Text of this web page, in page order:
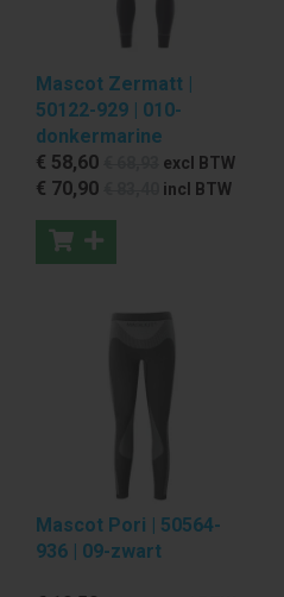
Mascot Zermatt |
50122-929 | 010-
donkermarine
€ 58,60 excl BTW
€ 70,90 incl BTW
Mascot Pori | 50564-
936 | 09-zwart